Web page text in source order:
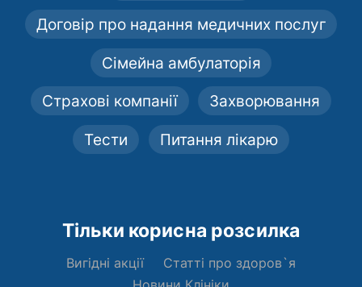
Договір про надання медичних послуг
Сімейна амбулаторія
Страхові компанії Захворювання
Тести Питання лікарю
Тільки корисна розсилка
Вигідні акції
Статті про здоров`я